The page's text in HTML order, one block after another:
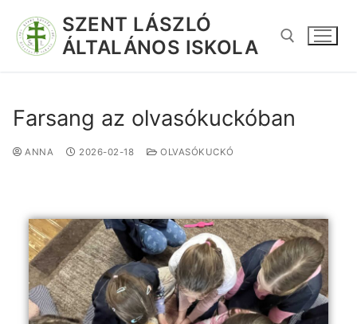
SZENT LÁSZLÓ
ÁLTALÁNOS ISKOLA
Farsang az olvasókuckóban
ANNA 2026-02-18 OLVASÓKUCKÓ